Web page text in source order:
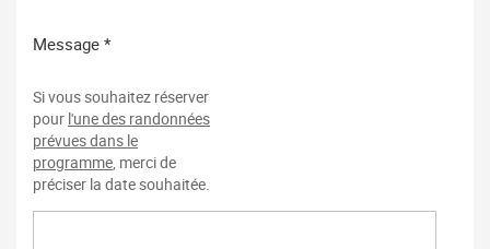
Message *
Si vous souhaitez réserver
pour l'une des randonnées
prévues dans le
programme, merci de
préciser la date souhaitée.